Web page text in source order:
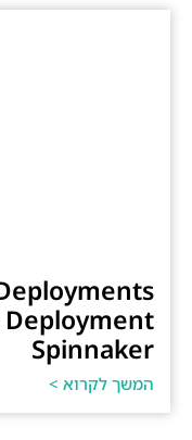
Spinnaker
המשך לקרוא >